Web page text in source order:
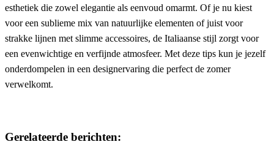
esthetiek die zowel elegantie als eenvoud omarmt. Of je nu kiest
voor een sublieme mix van natuurlijke elementen of juist voor
strakke lijnen met slimme accessoires, de Italiaanse stijl zorgt voor
een evenwichtige en verfijnde atmosfeer. Met deze tips kun je jezelf
onderdompelen in een designervaring die perfect de zomer
verwelkomt.
Gerelateerde berichten: